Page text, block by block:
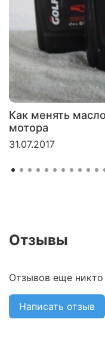
Как менять
мотора
31.07.2017
Отзывы
Отзывов еще никто
Написать отзыв